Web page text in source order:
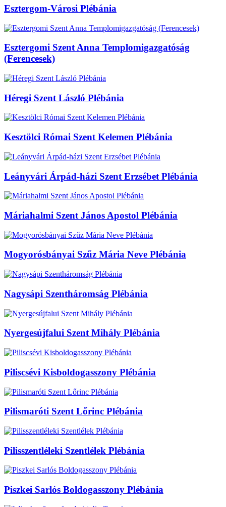
Esztergom-Városi Plébánia
Esztergomi Szent Anna Templomigazgatóság
(Ferencesek)
Héregi Szent László Plébánia
Kesztölci Római Szent Kelemen Plébánia
Leányvári Árpád-házi Szent Erzsébet Plébánia
Máriahalmi Szent János Apostol Plébánia
Mogyorósbányai Szűz Mária Neve Plébánia
Nagysápi Szentháromság Plébánia
Nyergesújfalui Szent Mihály Plébánia
Piliscsévi Kisboldogasszony Plébánia
Pilismaróti Szent Lőrinc Plébánia
Pilisszentléleki Szentlélek Plébánia
Piszkei Sarlós Boldogasszony Plébánia